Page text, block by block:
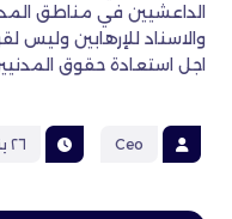
الداعشيين في مناطق
والاسناد للإرهابين وليس
اجل استعادة حقوق
Ceo ٢٦ يناير، ٢٠١٥